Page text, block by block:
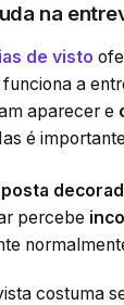
na
de visto
a
aparecer e
é
percebe
costuma